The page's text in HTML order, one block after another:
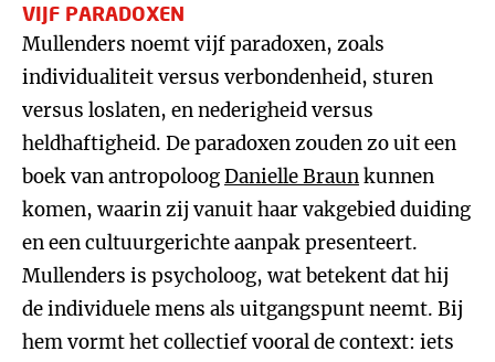
VIJF PARADOXEN
Mullenders noemt vijf paradoxen, zoals
individualiteit versus verbondenheid, sturen
versus loslaten, en nederigheid versus
heldhaftigheid. De paradoxen zouden zo uit een
boek van antropoloogDanielle Braunkunnen
komen, waarin zij vanuit haar vakgebied duiding
en een cultuurgerichte aanpak presenteert.
Mullenders is psycholoog, wat betekent dat hij
de individuele mens als uitgangspunt neemt. Bij
hem vormt het collectief vooral de context: iets